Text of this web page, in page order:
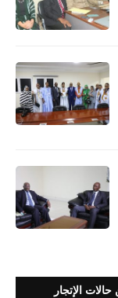
عن حالات الإتجار